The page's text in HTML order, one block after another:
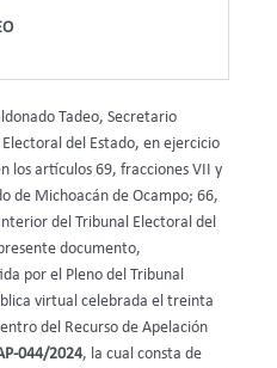
Tadeo, Secretario
del Estado, en ejercicio
los artículos 69, fracciones VII y
de Michoacán de Ocampo; 66,
del Tribunal Electoral del
documento,
por el Pleno del Tribunal
virtual celebrada el treinta
del Recurso de Apelación
044/2024, la cual consta de